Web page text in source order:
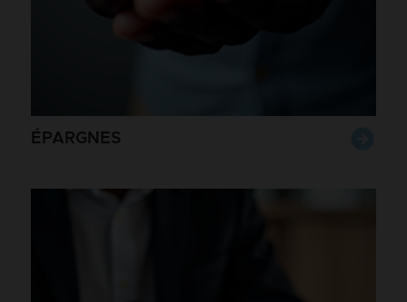
ÉPARGNES